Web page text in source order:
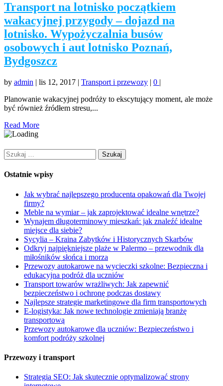
Transport na lotnisko początkiem
wakacyjnej przygody – dojazd na
lotnisko. Wypożyczalnia busów
osobowych i aut lotnisko Poznań,
Bydgoszcz
by admin | lis 12, 2017 | Transport i przewozy | 0 |
Planowanie wakacyjnej podróży to ekscytujący moment, ale może
być również źródłem stresu,...
Read More
Szukaj:
Ostatnie wpisy
Jak wybrać najlepszego producenta opakowań dla Twojej
firmy?
Meble na wymiar – jak zaprojektować idealne wnętrze?
Wynajem długoterminowy mieszkań: jak znaleźć idealne
miejsce dla siebie?
Sycylia – Kraina Zabytków i Historycznych Skarbów
Odkryj najpiękniejsze plaże w Palermo – przewodnik dla
miłośników słońca i morza
Przewozy autokarowe na wycieczki szkolne: Bezpieczna i
edukacyjna podróż dla uczniów
Transport towarów wrażliwych: Jak zapewnić
bezpieczeństwo i ochronę podczas dostawy
Najlepsze strategie marketingowe dla firm transportowych
E-logistyka: Jak nowe technologie zmieniają branżę
transportową
Przewozy autokarowe dla uczniów: Bezpieczeństwo i
komfort podróży szkolnej
Przewozy i transport
Strategia SEO: Jak skutecznie optymalizować strony